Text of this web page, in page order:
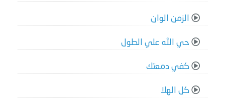
الزمن الوان
حي الله علي الطول
كفي دمعتك
كل الهلا